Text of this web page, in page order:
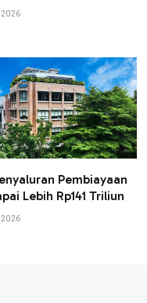
2026
Pembiayaan
Lebih Rp141 Triliun
2026